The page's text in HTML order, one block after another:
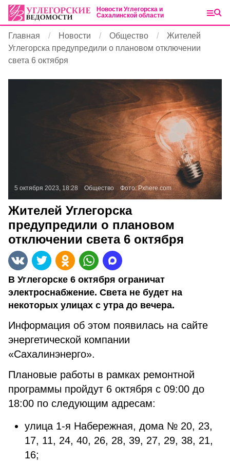
Новости Углегорска и
Сахалинской области
Главная Новости Общество
Жителей
Углегорска предупредили о плановом отключении
света 6 октября
5 октября 2023, 18:28 Общество Фото: Pxhere.com
Жителей Углегорска
предупредили о плановом
отключении света 6 октября
В Углегорске 6 октября ограничат
электроснабжение. Света не будет на
некоторых улицах с утра до вечера.
Информация об этом появилась на сайте
энергетической компании
«Сахалинэнерго».
Плановые работы в рамках ремонтной
программы пройдут 6 октября с 09:00 до
18:00 по следующим адресам:
улица 1-я Набережная, дома № 20, 23,
17, 11, 24, 40, 26, 28, 39, 27, 29, 38, 21,
16;